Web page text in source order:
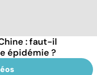
: faut-il
épidémie ?